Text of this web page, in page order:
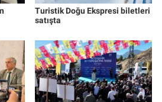
Turistik Doğu Ekspresi biletleri
satışta